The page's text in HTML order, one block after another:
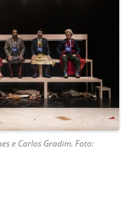
e Carlos Gradim. Foto: